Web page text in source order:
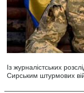
Із журналістських
Сирським штурмових